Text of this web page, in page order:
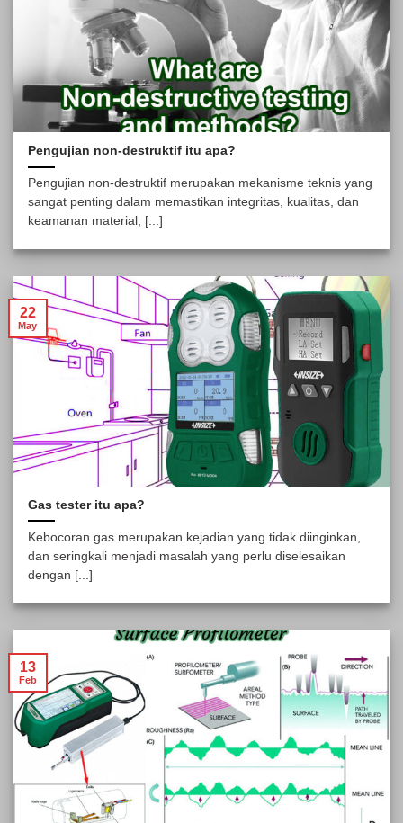
Pengujian non-destruktif itu apa?
Pengujian non-destruktif merupakan mekanisme teknis yang
sangat penting dalam memastikan integritas, kualitas, dan
keamanan material, [...]
Gas tester itu apa?
Kebocoran gas merupakan kejadian yang tidak diinginkan,
dan seringkali menjadi masalah yang perlu diselesaikan
dengan [...]
22
May
13
Feb